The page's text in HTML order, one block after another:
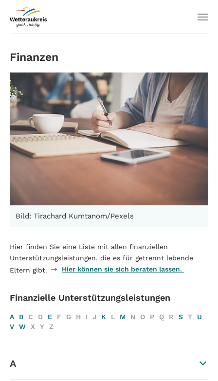
Finanzen
Bild: Tirachard Kumtanom/Pexels
Hier finden Sie eine Liste mit allen finanziellen
Unterstützungsleistungen, die es für getrennt lebende
Eltern gibt.
Hier können sie sich beraten lassen.
Finanzielle Unterstützungsleistungen
A B C D E F G H I J K L M N O P Q R S T
U
V
W X Y Z
A